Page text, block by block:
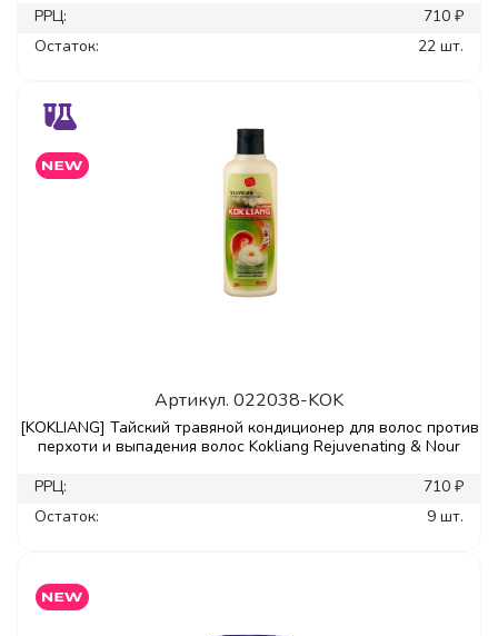
РРЦ:
710 ₽
Остаток:
22 шт.
Артикул. 022038-KOK
[KOKLIANG] Тайский травяной кондиционер для волос против
перхоти и выпадения волос Kokliang Rejuvenating & Nour
РРЦ:
710 ₽
Остаток:
9 шт.